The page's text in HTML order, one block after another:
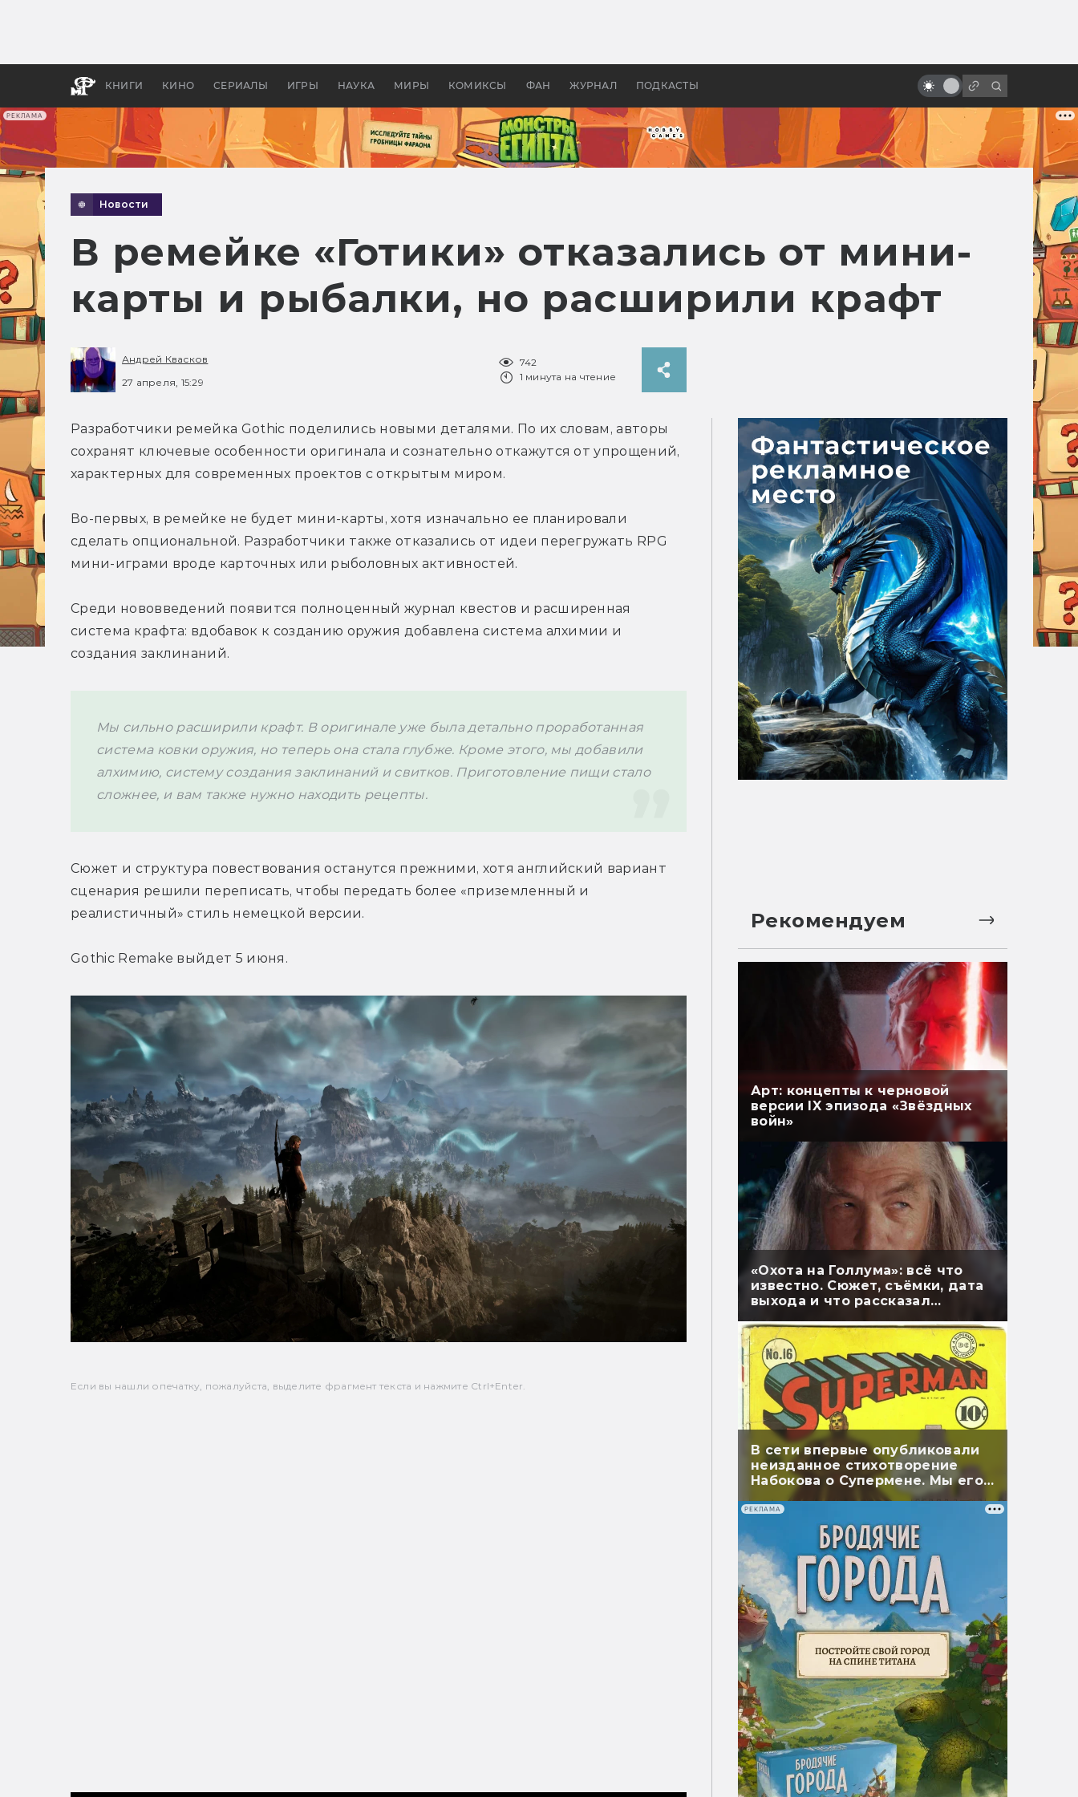
РЕКЛАМА
КНИГИ КИНО СЕРИАЛЫ ИГРЫ НАУКА МИРЫ КОМИКСЫ ФАН ЖУРНАЛ ПОДКАСТЫ
апокалипсис, в России —
бы «Властелина колец»
Кэмерона
Новости
В ремейке «Готики» отказались от мини-
карты и рыбалки, но расширили крафт
Андрей Квасков
27 апреля, 15:29
742
1 минута на чтение
Разработчики ремейка Gothic поделились новыми деталями. По их словам, авторы
сохранят ключевые особенности оригинала и сознательно откажутся от упрощений,
характерных для современных проектов с открытым миром.
Во-первых, в ремейке не будет мини-карты, хотя изначально ее планировали
сделать опциональной. Разработчики также отказались от идеи перегружать RPG
мини-играми вроде карточных или рыболовных активностей.
Среди нововведений появится полноценный журнал квестов и расширенная
система крафта: вдобавок к созданию оружия добавлена система алхимии и
создания заклинаний.
Мы сильно расширили крафт. В оригинале уже была детально проработанная
система ковки оружия, но теперь она стала глубже. Кроме этого, мы добавили
алхимию, систему создания заклинаний и свитков. Приготовление пищи стало
сложнее, и вам также нужно находить рецепты.
Сюжет и структура повествования останутся прежними, хотя английский вариант
сценария решили переписать, чтобы передать более «приземленный и
реалистичный» стиль немецкой версии.
Gothic Remake выйдет 5 июня.
Если вы нашли опечатку, пожалуйста, выделите фрагмент текста и нажмите Ctrl+Enter.
Рекомендуем
Арт: концепты к черновой
версии IX эпизода «Звёздных
войн»
«Охота на Голлума»: всё что
известно. Сюжет, съёмки, дата
выхода и что рассказал
В сети впервые опубликовали
неизданное стихотворение
Набокова о Супермене. Мы его
перевели
РЕКЛАМА